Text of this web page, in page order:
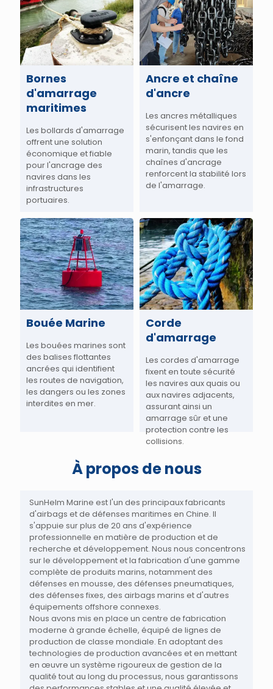
Bornes
d'amarrage
maritimes
Les bollards d'amarrage
offrent une solution
économique et fiable
pour l'ancrage des
navires dans les
infrastructures
portuaires.
Ancre et chaîne
d'ancre
Les ancres métalliques
sécurisent les navires en
s'enfonçant dans le fond
marin, tandis que les
chaînes d'ancrage
renforcent la stabilité lors
de l'amarrage.
Bouée Marine
Les bouées marines sont
des balises flottantes
ancrées qui identifient
les routes de navigation,
les dangers ou les zones
interdites en mer.
Corde
d'amarrage
Les cordes d'amarrage
fixent en toute sécurité
les navires aux quais ou
aux navires adjacents,
assurant ainsi un
amarrage sûr et une
protection contre les
collisions.
À propos de nous
SunHelm Marine est l'un des principaux fabricants
d'airbags et de défenses maritimes en Chine. Il
s'appuie sur plus de 20 ans d'expérience
professionnelle en matière de production et de
recherche et développement. Nous nous concentrons
sur le développement et la fabrication d'une gamme
complète de produits marins, notamment des
défenses en mousse, des défenses pneumatiques,
des défenses fixes, des airbags marins et d'autres
équipements offshore connexes.
Nous avons mis en place un centre de fabrication
moderne à grande échelle, équipé de lignes de
production de classe mondiale. En adoptant des
technologies de production avancées et en mettant
en œuvre un système rigoureux de gestion de la
qualité tout au long du processus, nous garantissons